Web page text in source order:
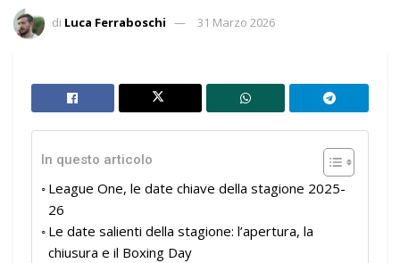
di Luca Ferraboschi 31 Marzo 2026
In questo articolo
League One, le date chiave della stagione 2025-
26
Le date salienti della stagione: l’apertura, la
chiusura e il Boxing Day